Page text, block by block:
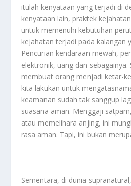
itulah kenyataan yang terjadi di
kenyataan lain, praktek
untuk memenuhi kebutuhan
kejahatan terjadi pada kalangan
Pencurian kendaraan mewah,
elektronik, uang dan
membuat orang menjadi ketar-
kita lakukan untuk
keamanan sudah tak sanggup
suasana aman. Menggaji
atau memelihara anjing, ini
rasa aman. Tapi, ini bukan
Sementara, di dunia